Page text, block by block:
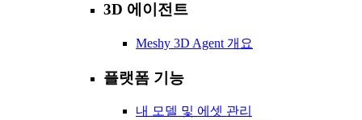
3D 에이전트
Meshy 3D Agent 개요
플랫폼 기능
내 모델 및 에셋 관리